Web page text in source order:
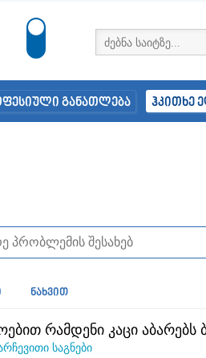
განათლება ჰკითხე
ნახვით
რამდენი კაცი აბარებს
საგნები